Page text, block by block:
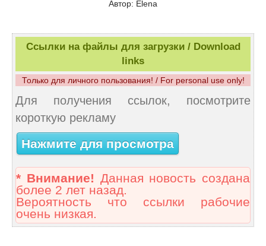
Автор: Elena
Ссылки на файлы для загрузки / Download
links
Только для личного пользования! / For personal use only!
Для получения ссылок, посмотрите
короткую рекламу
Нажмите для просмотра
* Внимание! Данная новость создана
более 2 лет назад.
Вероятность что ссылки рабочие
очень низкая.